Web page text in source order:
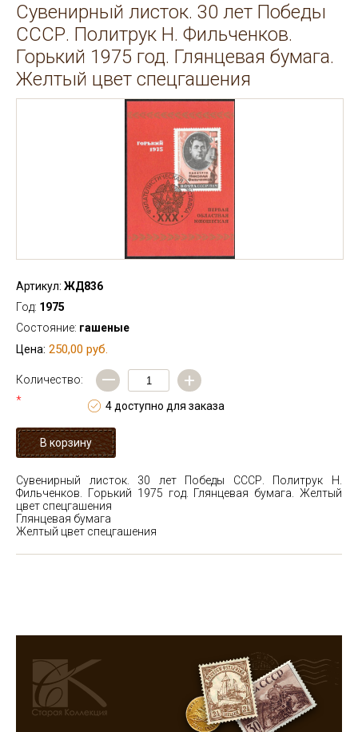
Сувенирный листок. 30 лет Победы
СССР. Политрук Н. Фильченков.
Горький 1975 год. Глянцевая бумага.
Желтый цвет спецгашения
Артикул: ЖД836
Год: 1975
Состояние: гашеные
Цена: 250,00 руб.
Количество:
*
— +
4 доступно для заказа
Сувенирный листок. 30 лет Победы СССР. Политрук Н.
Фильченков. Горький 1975 год. Глянцевая бумага. Желтый
цвет спецгашения
Глянцевая бумага
Желтый цвет спецгашения